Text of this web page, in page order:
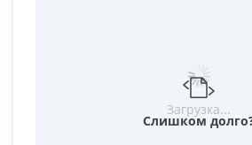
Загрузка...
Слишком